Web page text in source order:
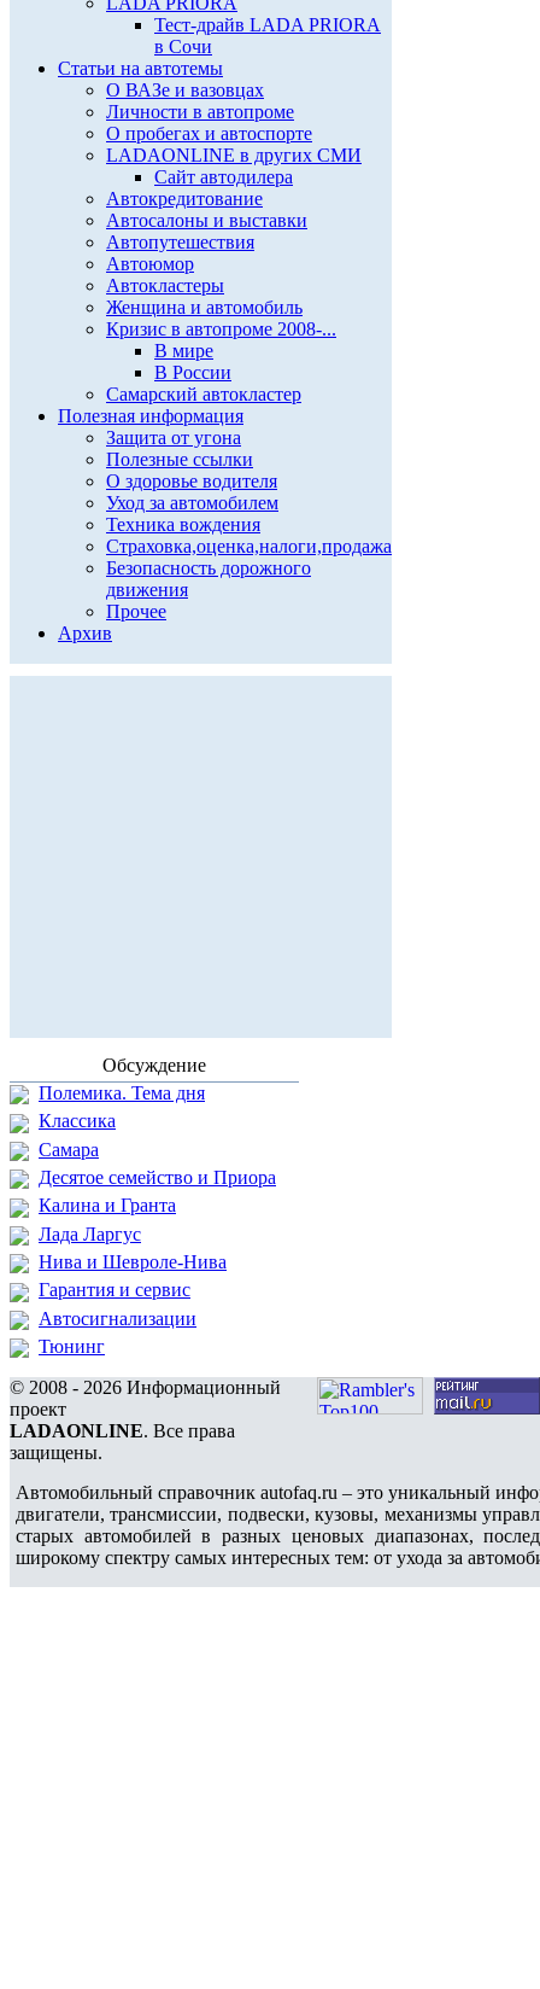
Тест-драйв LADA PRIORA
в Сочи
Статьи на автотемы
О ВАЗе и вазовцах
Личности в автопроме
О пробегах и автоспорте
LADAONLINE в других СМИ
Сайт автодилера
Автокредитование
Автосалоны и выставки
Автопутешествия
Автоюмор
Автокластеры
Женщина и автомобиль
Кризис в автопроме 2008-...
В мире
В России
Самарский автокластер
Полезная информация
Защита от угона
Полезные ссылки
О здоровье водителя
Уход за автомобилем
Техника вождения
Страховка,оценка,налоги,продажа
Безопасность дорожного
движения
Прочее
Архив
Обсуждение
Полемика. Тема дня
Классика
Самара
Десятое семейство и Приора
Калина и Гранта
Лада Ларгус
Нива и Шевроле-Нива
Гарантия и сервис
Автосигнализации
Тюнинг
© 2008 - 2026 Информационный
проект
LADAONLINE. Все права
защищены.
Автомобильный справочник autofaq.ru – это уникальный
двигатели, трансмиссии, подвески, кузовы, механизмы
старых автомобилей в разных ценовых диапазонах,
широкому спектру самых интересных тем: от ухода за